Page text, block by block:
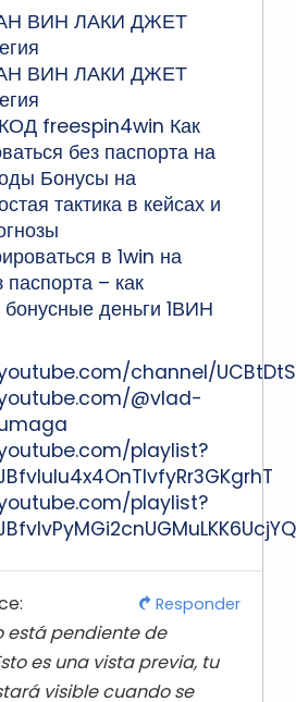
ВИН ЛАКИ ДЖЕТ
ВИН ЛАКИ ДЖЕТ
freespin4win Как
без паспорта на
Бонусы на
тактика в кейсах и
в 1win на
– как
бонусные деньги 1ВИН
channel/
@vlad-
playlist?
playlist?
está pendiente de
es una vista previa, tu
visible cuando se
Responder